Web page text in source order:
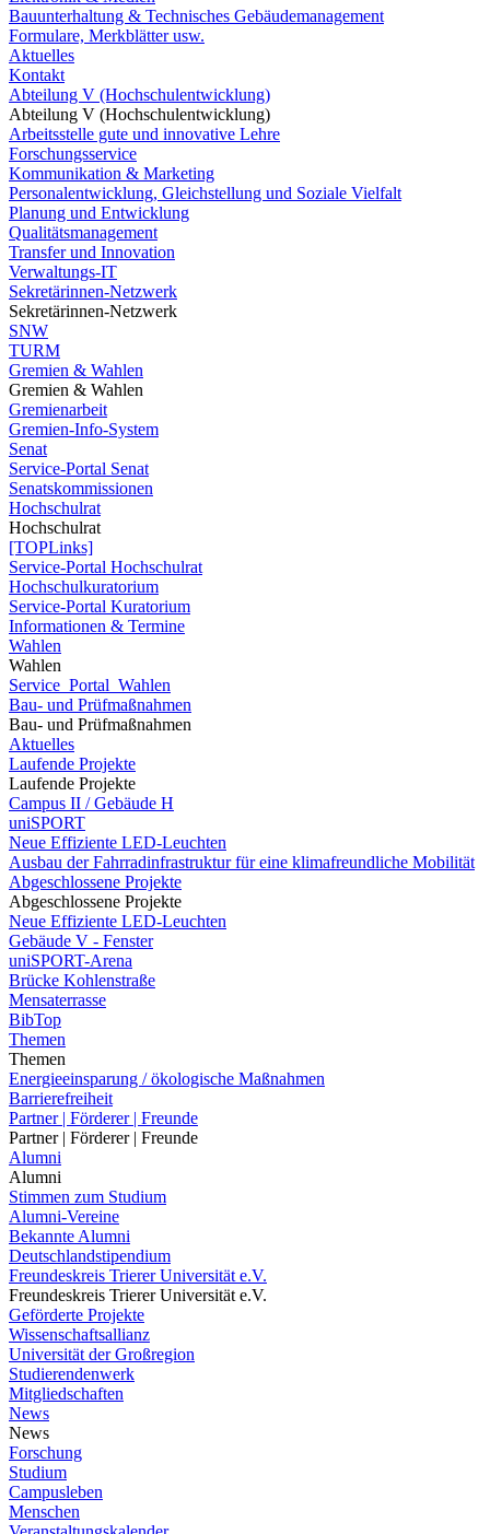
Bauunterhaltung & Technisches Gebäudemanagement
Formulare, Merkblätter usw.
Aktuelles
Kontakt
Abteilung V (Hochschulentwicklung)
Abteilung V (Hochschulentwicklung)
Arbeitsstelle gute und innovative Lehre
Forschungsservice
Kommunikation & Marketing
Personalentwicklung, Gleichstellung und Soziale Vielfalt
Planung und Entwicklung
Qualitätsmanagement
Transfer und Innovation
Verwaltungs-IT
Sekretärinnen-Netzwerk
Sekretärinnen-Netzwerk
SNW
TURM
Gremien & Wahlen
Gremien & Wahlen
Gremienarbeit
Gremien-Info-System
Senat
Service-Portal Senat
Senatskommissionen
Hochschulrat
Hochschulrat
[TOPLinks]
Service-Portal Hochschulrat
Hochschulkuratorium
Service-Portal Kuratorium
Informationen & Termine
Wahlen
Wahlen
Service_Portal_Wahlen
Bau- und Prüfmaßnahmen
Bau- und Prüfmaßnahmen
Aktuelles
Laufende Projekte
Laufende Projekte
Campus II / Gebäude H
uniSPORT
Neue Effiziente LED-Leuchten
Ausbau der Fahrradinfrastruktur für eine klimafreundliche Mobilität
Abgeschlossene Projekte
Abgeschlossene Projekte
Neue Effiziente LED-Leuchten
Gebäude V - Fenster
uniSPORT-Arena
Brücke Kohlenstraße
Mensaterrasse
BibTop
Themen
Themen
Energieeinsparung / ökologische Maßnahmen
Barrierefreiheit
Partner | Förderer | Freunde
Partner | Förderer | Freunde
Alumni
Alumni
Stimmen zum Studium
Alumni-Vereine
Bekannte Alumni
Deutschlandstipendium
Freundeskreis Trierer Universität e.V.
Freundeskreis Trierer Universität e.V.
Geförderte Projekte
Wissenschaftsallianz
Universität der Großregion
Studierendenwerk
Mitgliedschaften
News
News
Forschung
Studium
Campusleben
Menschen